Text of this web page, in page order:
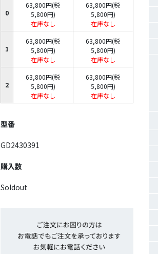
0
63,800円(税
5,800円)
在庫なし
63,800円(税
5,800円)
在庫なし
1
63,800円(税
5,800円)
在庫なし
63,800円(税
5,800円)
在庫なし
2
63,800円(税
5,800円)
在庫なし
63,800円(税
5,800円)
在庫なし
型番
GD2430391
購入数
Soldout